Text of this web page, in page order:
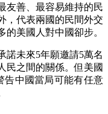
友善、最容易維持的民
，代表兩國的民間外交
美國人對中國卻步。
諾未來5年願邀請5萬名
民之間的關係。但美國
告中國當局可能有任意